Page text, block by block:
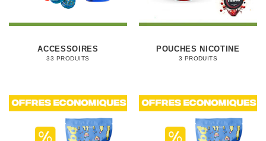
ACCESSOIRES
33 PRODUITS
POUCHES NICOTINE
3 PRODUITS